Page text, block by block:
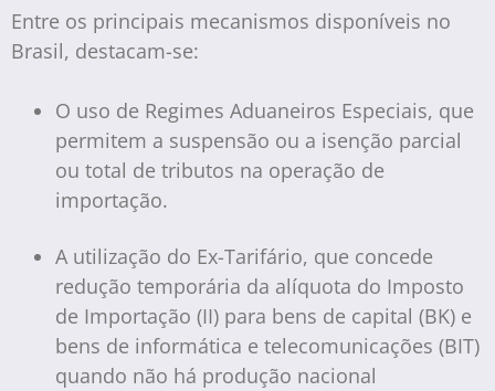
Entre os principais mecanismos disponíveis no
Brasil, destacam-se:
O uso de Regimes Aduaneiros Especiais, que
permitem a suspensão ou a isenção parcial
ou total de tributos na operação de
importação.
A utilização do Ex-Tarifário, que concede
redução temporária da alíquota do Imposto
de Importação (II) para bens de capital (BK) e
bens de informática e telecomunicações (BIT)
quando não há produção nacional